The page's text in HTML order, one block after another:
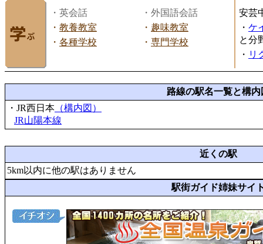
・英会話
・外国語会話
・ 教養教室 ・ 趣味教室
・ 各種学校 ・ 専門学校
安芸
・ ケ
と分
・ リ
路線の駅名一覧と構内
・JR西日本 （構内図）
JR山陽本線
近くの駅
5km以内に他の駅はありません
駅街ガイド姉妹サイ